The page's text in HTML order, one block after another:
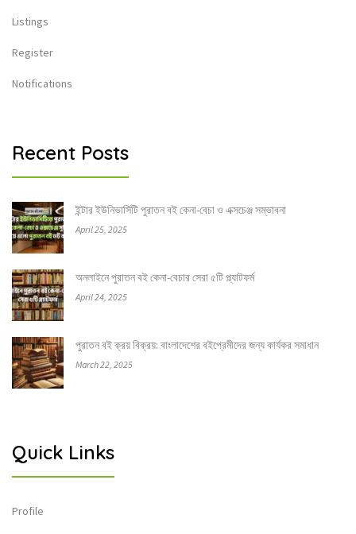
Listings
Register
Notifications
Recent Posts
ইন্টার ইউনিভার্সিটি পুরাতন বই কেনা-বেচা ও এক্সচেঞ্জ সম্ভাবনা
April 25, 2025
অনলাইনে পুরাতন বই কেনা-বেচার সেরা ৫টি প্ল্যাটফর্ম
April 24, 2025
পুরাতন বই ক্রয় বিক্রয়: বাংলাদেশের বইপ্রেমীদের জন্য কার্যকর সমাধান
March 22, 2025
Quick Links
Profile